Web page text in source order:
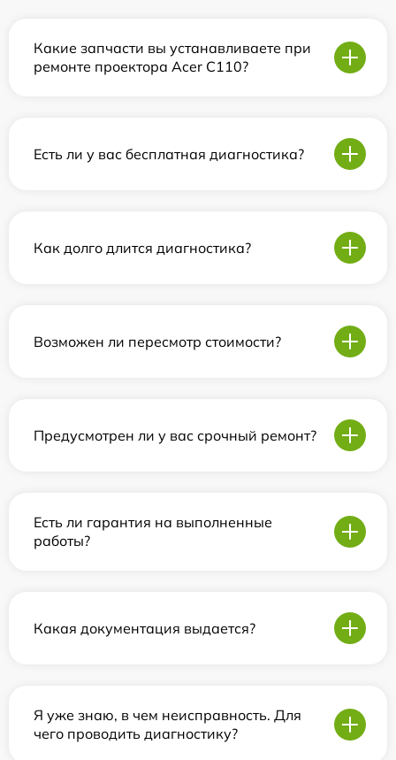
Какие запчасти вы устанавливаете при
ремонте проектора Acer C110?
Есть ли у вас бесплатная диагностика?
Как долго длится диагностика?
Возможен ли пересмотр стоимости?
Предусмотрен ли у вас срочный ремонт?
Есть ли гарантия на выполненные
работы?
Какая документация выдается?
Я уже знаю, в чем неисправность. Для
чего проводить диагностику?